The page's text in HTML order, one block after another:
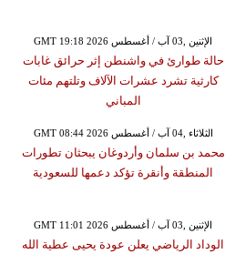
GMT 19:18 2026 الإثنين ,03 آب / أغسطس
حالة طوارئ في واشنطن إثر حرائق غابات
كارثية تشرد عشرات الآلاف وتلتهم مئات
المباني
GMT 08:44 2026 الثلاثاء ,04 آب / أغسطس
محمد بن سلمان وأردوغان يبحثان تطورات
المنطقة وأنقرة تؤكد دعمها للسعودية
GMT 11:01 2026 الإثنين ,03 آب / أغسطس
الوداد الرياضي يعلن عودة يحيى عطية الله